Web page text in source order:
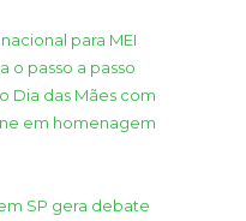
para MEI
o passo a passo
Dia das Mães com
em homenagem
SP gera debate